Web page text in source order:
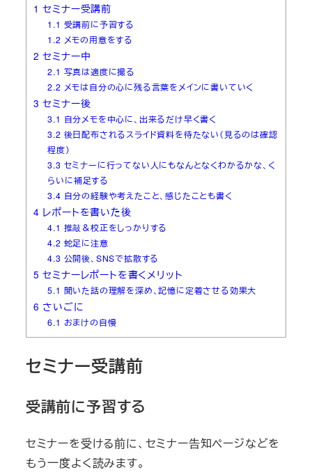
1 セミナー受講前
1.1 受講前に予習する
1.2 メモの用意をする
2 セミナー中
2.1 写真は適度に撮る
2.2 メモは自分の心に残る言葉をメインに書いていく
3 セミナー後
3.1 自分メモを中心に、出来るだけ早く書く
3.2 後日配布されるスライド資料を待たない（見るのは確認
程度）
3.3 セミナーに行ってない人にもなんとなくわかるかな、く
らいに補足する
3.4 自分の経験や考えたこと、感じたことも書く
4 レポートを書いた後
4.1 推敲＆校正をしっかりする
4.2 蛇足に注意
4.3 公開後、SNSで拡散する
5 セミナーレポートを書くメリット
5.1 聞いた話の理解を深め、記憶に定着させる効果大
6 さいごに
6.1 おまけの自慢
セミナー受講前
受講前に予習する
セミナーを受ける前に、セミナー告知ページなどを
もう一度よく読みます。